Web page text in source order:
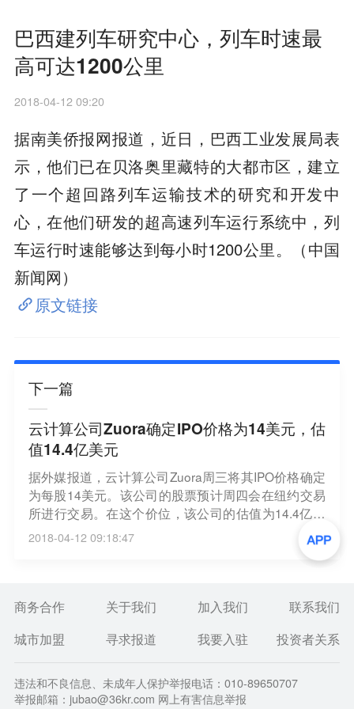
巴西建列车研究中心，列车时速最
高可达1200公里
2018-04-12 09:20
据南美侨报网报道，近日，巴西工业发展局表
示，他们已在贝洛奥里藏特的大都市区，建立
了一个超回路列车运输技术的研究和开发中
心，在他们研发的超高速列车运行系统中，列
车运行时速能够达到每小时1200公里。（中国
新闻网）
原文链接
下一篇
云计算公司Zuora确定IPO价格为14美元，估
值14.4亿美元
据外媒报道，云计算公司Zuora周三将其IPO价格确定
为每股14美元。该公司的股票预计周四会在纽约交易
所进行交易。在这个价位，该公司的估值为14.4亿美
元。Zuora公司提供计费和分析系统，可以让企业用
户用来销售其订阅服务。该公司的竞争对手包括甲骨
2018-04-12 09:18:47
商务合作 关于我们 加入我们
联系我们
城市加盟
寻求报道 我要入驻 投资者关系
违法和不良信息、未成年人保护举报电话：010-89650707
举报邮箱：jubao@36kr.com 网上有害信息举报